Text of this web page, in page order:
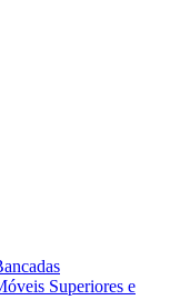
Superiores e